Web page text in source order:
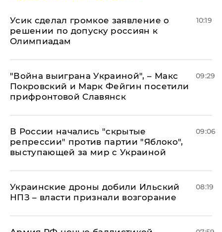
Усик сделал громкое заявление о
решении по допуску россиян к
Олимпиадам
10:19
"Война выиграна Украиной", – Макс
Покровский и Марк Фейгин посетили
прифронтовой Славянск
09:29
В России начались "скрытые
репрессии" против партии "Яблоко",
выступающей за мир с Украиной
09:06
Украинские дроны добили Ильский
НПЗ – власти признали возгорание
08:19